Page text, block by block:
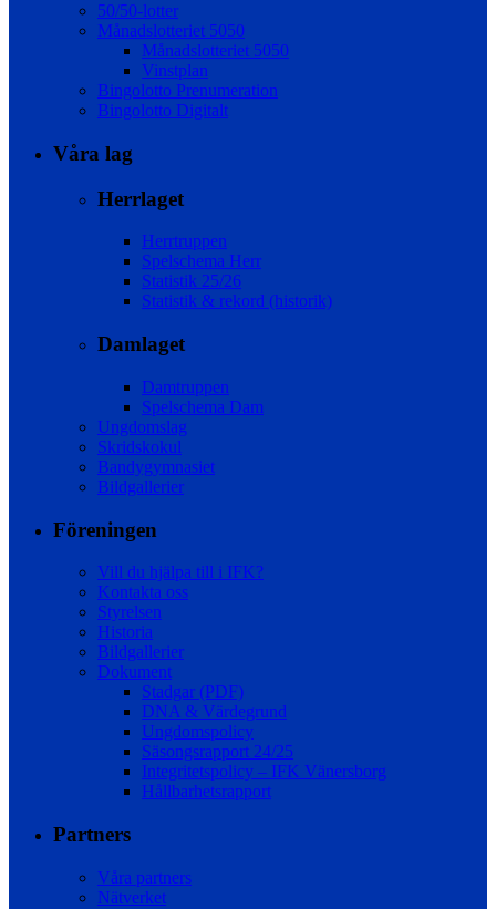
50/50-lotter
Månadslotteriet 5050
Månadslotteriet 5050
Vinstplan
Bingolotto Prenumeration
Bingolotto Digitalt
Våra lag
Herrlaget
Herrtruppen
Spelschema Herr
Statistik 25/26
Statistik & rekord (historik)
Damlaget
Damtruppen
Spelschema Dam
Ungdomslag
Skridskokul
Bandygymnasiet
Bildgallerier
Föreningen
Vill du hjälpa till i IFK?
Kontakta oss
Styrelsen
Historia
Bildgallerier
Dokument
Stadgar (PDF)
DNA & Värdegrund
Ungdomspolicy
Säsongsrapport 24/25
Integritetspolicy – IFK Vänersborg
Hållbarhetsrapport
Partners
Våra partners
Nätverket